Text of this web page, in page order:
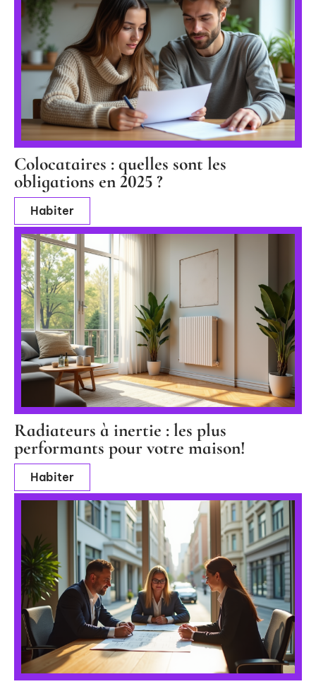
Colocataires : quelles sont les
obligations en 2025 ?
Habiter
Radiateurs à inertie : les plus
performants pour votre maison!
Habiter